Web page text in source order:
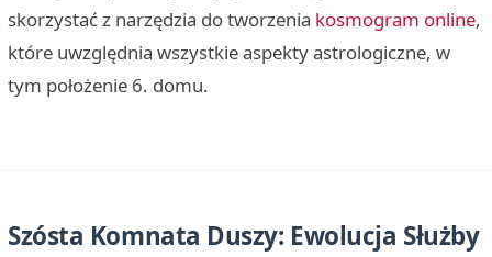
skorzystać z narzędzia do tworzenia kosmogram online,
które uwzględnia wszystkie aspekty astrologiczne, w
tym położenie 6. domu.
Szósta Komnata Duszy: Ewolucja Służby